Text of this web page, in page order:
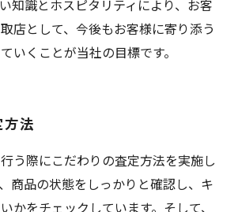
知識とホスピタリティにより、お客
店として、今後もお客様に寄り添う
いくことが当社の目標です。
法
う際にこだわりの査定方法を実施し
商品の状態をしっかりと確認し、キ
かをチェックしています。そして、